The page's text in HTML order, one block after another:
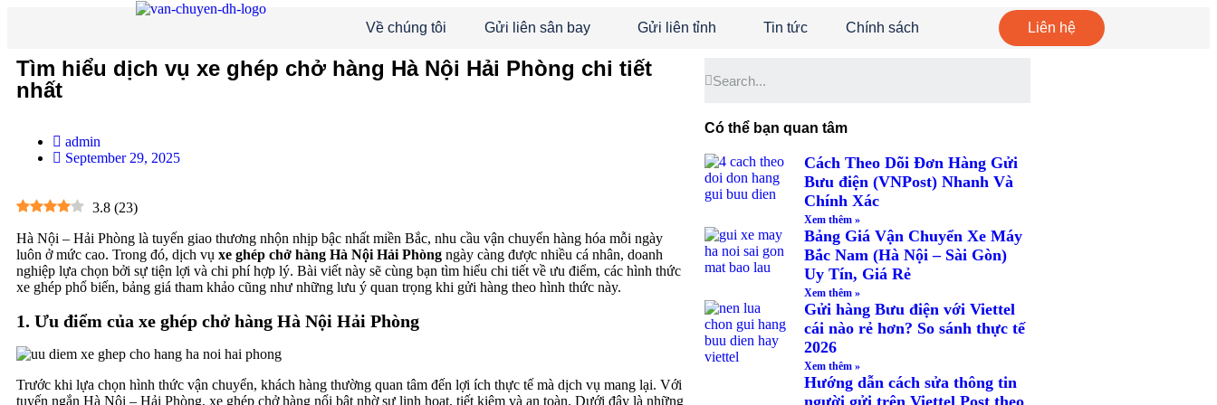
Về chúng tôi Gửi liên sân bay Gửi liên tỉnh Tin tức Chính sách Liên hệ
Tìm hiểu dịch vụ xe ghép chở hàng Hà Nội Hải Phòng chi tiết
nhất
admin
September 29, 2025
3.8 (23)
Hà Nội – Hải Phòng là tuyến giao thương nhộn nhịp bậc nhất miền Bắc, nhu cầu vận chuyển hàng hóa mỗi ngày
luôn ở mức cao. Trong đó, dịch vụ xe ghép chở hàng Hà Nội Hải Phòng ngày càng được nhiều cá nhân, doanh
nghiệp lựa chọn bởi sự tiện lợi và chi phí hợp lý. Bài viết này sẽ cùng bạn tìm hiểu chi tiết về ưu điểm, các hình thức
xe ghép phổ biến, bảng giá tham khảo cũng như những lưu ý quan trọng khi gửi hàng theo hình thức này.
1. Ưu điểm của xe ghép chở hàng Hà Nội Hải Phòng
Trước khi lựa chọn hình thức vận chuyển, khách hàng thường quan tâm đến lợi ích thực tế mà dịch vụ mang lại. Với
tuyến ngắn Hà Nội – Hải Phòng, xe ghép chở hàng nổi bật nhờ sự linh hoạt, tiết kiệm và an toàn. Dưới đây là những
Có thể bạn quan tâm
Cách Theo Dõi Đơn Hàng Gửi
Bưu điện (VNPost) Nhanh Và
Chính Xác
Xem thêm »
Bảng Giá Vận Chuyển Xe Máy
Bắc Nam (Hà Nội – Sài Gòn)
Uy Tín, Giá Rẻ
Xem thêm »
Gửi hàng Bưu điện với Viettel
cái nào rẻ hơn? So sánh thực tế
2026
Xem thêm »
Hướng dẫn cách sửa thông tin
người gửi trên Viettel Post theo